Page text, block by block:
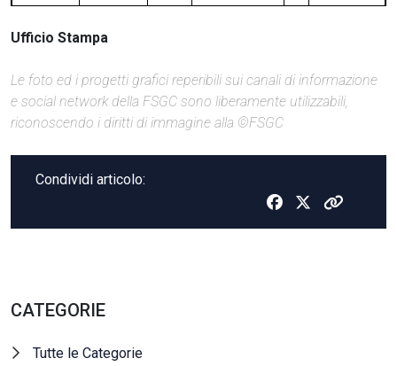
Ufficio Stampa
Le foto ed i progetti grafici reperibili sui canali di informazione
e social network della FSGC sono liberamente utilizzabili,
riconoscendo i diritti di immagine alla ©FSGC
Condividi articolo:
CATEGORIE
Tutte le Categorie